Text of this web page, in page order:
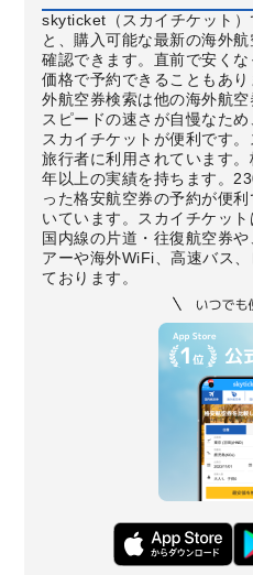
skyticket（スカイチケット
と、購入可能な最新の海外
確認できます。直前で安く
価格で予約できることもあ
外航空券検索は他の海外航
スピードの速さが自慢なた
スカイチケットが便利です
旅行者に利用されています
年以上の実績を持ちます。
った格安航空券の予約が便
いています。スカイチケット
国内線の片道・往復航空券
アーや海外WiFi、高速バス
ております。